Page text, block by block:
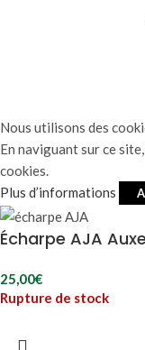
Nous utilisons des
En naviguant sur ce
cookies.
Plus d’informations
Écharpe AJA
25,00€
Rupture de stock